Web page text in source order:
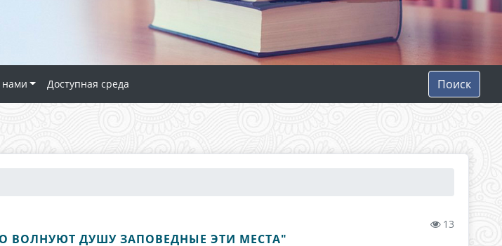
нами Доступная среда Поиск
13
ВОЛНУЮТ ДУШУ ЗАПОВЕДНЫЕ ЭТИ МЕСТА"